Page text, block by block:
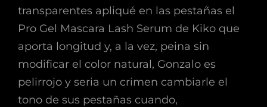
transparentes apliqué en las pestañas el
Pro Gel Mascara Lash Serum de Kiko que
aporta longitud y, a la vez, peina sin
modificar el color natural, Gonzalo es
pelirrojo y seria un crimen cambiarle el
tono de sus pestañas cuando,